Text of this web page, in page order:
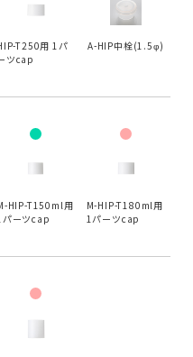
T250用 1パ
ツcap
A-HIP中栓(1.5φ)
HIP-T150ml用
パーツcap
M-HIP-T180ml用
1パーツcap